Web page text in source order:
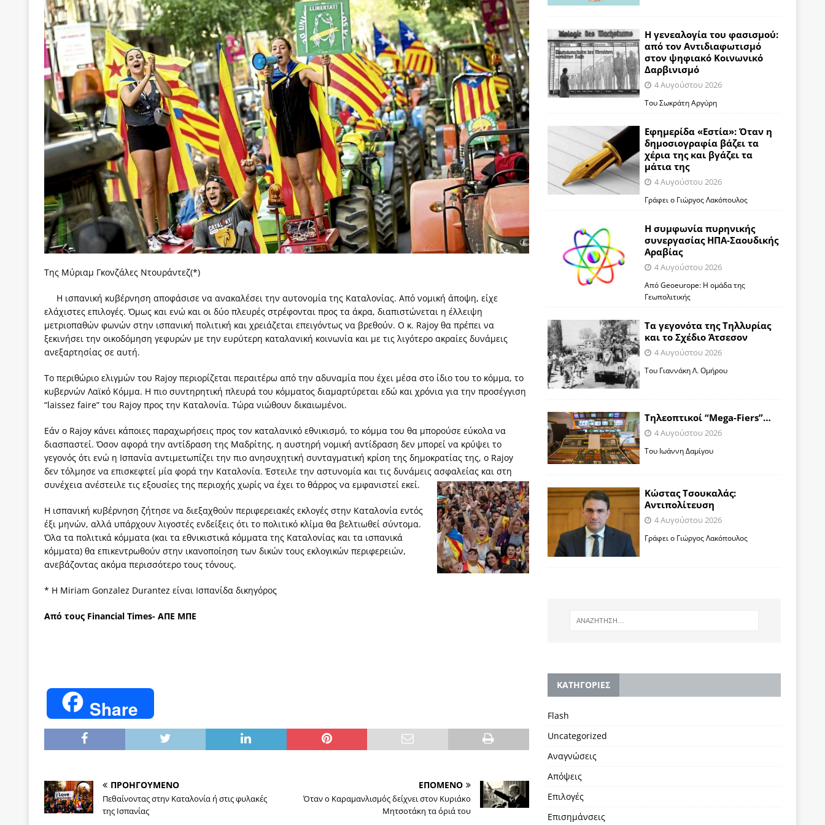
[ 22 Μαΐου 2020 ] Μακάριος Λαζαρίδης: Έργο!
ΠΡΟΣΩΠΟΓΡΑΦΙΕΣ
[ 4 Αυγούστου 2026 ] Θα ανήκεις όπου ανήκει το νερό
ΑΝΑΓΝΩΣΕΙΣ
[ 4 Αυγούστου 2026 ] Η γενεαλογία του φασισμού: από τον Αντιδιαφωτισμό στον ψηφιακό Κοινωνικό Δαρβινισμό
ΠΑΡΕΜΒΑΣΕΙΣ
[ 4 Αυγούστου 2026 ] Εφημερίδα «Εστία»: Όταν η δημοσιογραφία βάζει τα χέρια της και βγάζει τα μάτια της
ΑΠΟΨΕΙΣ
[ 4 Αυγούστου 2026 ] Η συμφωνία πυρηνικής συνεργασίας ΗΠΑ-Σαουδικής Αραβίας
ΑΠΟΨΕΙΣ
[ 4 Αυγούστου 2026 ] Τα γεγονότα της Τηλλυρίας και το Σχέδιο Άτσεσον
ΑΠΟΨΕΙΣ
[ 4 Αυγούστου 2026 ] Tηλεοπτικοί “Mega-Fiers”…
ΑΠΟΨΕΙΣ
[ 4 Αυγούστου 2026 ]
Κώστας Τσουκαλάς: Αντιπολίτευση
ΠΡΟΒΟΛΕΣ
[ 4 Αυγούστου 2026 ] Ο Ιωάννης Μεταξάς και η 4η Αυγούστου: Πώς ένας αποτυχημένος κοινοβουλευτικός έγινε
δικτάτορας
ΕΠΙΛΟΓΕΣ
[ 3 Αυγούστου 2026 ] Η ελευθεροτυπία δεν απειλείται και δεν εκβιάζεται
ΠΑΡΕΜΒΑΣΕΙΣ
[ 3 Αυγούστου 2026 ]
[ 3 Αυγούστου 2026 ] Η τραγωδία της δημοκρατικής παράταξης: Ο λαός θέλει, αλλά τα κόμματα της αντιπολίτευσης δεν
μπορούν να φέρουν την αλλαγή
ΠΡΟΕΚΤΑΣΕΙΣ
[ 3 Αυγούστου 2026 ]
[ 3 Αυγούστου 2026 ] Το Νομικό DNA του Υπερταμείου και οι Ρήτρες του ESM
ΑΠΟΨΕΙΣ
[ 3 Αυγούστου 2026 ]
Το γάλλιο και η γεωπολιτική ισχύς για την Ελλάδα
[ 3 Αυγούστου 2026 ] «Εδοξάσθη κρυπτομένη και εγελοιοποιήθη εμφανιζόμενη»: Το άδοξο βήμα της Μ. Καρυστιανού
ΠΑΡΕΜΒΑΣΕΙΣ
Της Μύριαμ Γκονζάλες Ντουράντεζ(*)
Η ισπανική κυβέρνηση αποφάσισε να ανακαλέσει την αυτονομία της Καταλονίας. Από νομική άποψη, είχε
ελάχιστες επιλογές. Όμως και ενώ και οι δύο πλευρές στρέφονται προς τα άκρα, διαπιστώνεται η έλλειψη
μετριοπαθών φωνών στην ισπανική πολιτική και χρειάζεται επειγόντως να βρεθούν. Ο κ. Rajoy θα πρέπει να
ξεκινήσει την οικοδόμηση γεφυρών με την ευρύτερη καταλανική κοινωνία και με τις λιγότερο ακραίες δυνάμεις
ανεξαρτησίας σε αυτή.
Το περιθώριο ελιγμών του Rajoy περιορίζεται περαιτέρω από την αδυναμία που έχει μέσα στο ίδιο του το κόμμα, το
κυβερνών Λαϊκό Κόμμα. Η πιο συντηρητική πλευρά του κόμματος διαμαρτύρεται εδώ και χρόνια για την προσέγγιση
“laissez faire” του Rajoy προς την Καταλονία. Τώρα νιώθουν δικαιωμένοι.
Εάν ο Rajoy κάνει κάποιες παραχωρήσεις προς τον καταλανικό εθνικισμό, το κόμμα του θα μπορούσε εύκολα να
διασπαστεί. Όσον αφορά την αντίδραση της Μαδρίτης, η αυστηρή νομική αντίδραση δεν μπορεί να κρύψει το
γεγονός ότι ενώ η Ισπανία αντιμετωπίζει την πιο ανησυχητική συνταγματική κρίση της δημοκρατίας της, ο Rajoy
δεν τόλμησε να επισκεφτεί μία φορά την Καταλονία. Έστειλε την αστυνομία και τις δυνάμεις ασφαλείας και στη
συνέχεια ανέστειλε τις εξουσίες της περιοχής χωρίς να έχει το θάρρος να εμφανιστεί εκεί.
Η ισπανική κυβέρνηση ζήτησε να διεξαχθούν περιφερειακές εκλογές στην Καταλονία εντός
έξι μηνών, αλλά υπάρχουν λιγοστές ενδείξεις ότι το πολιτικό κλίμα θα βελτιωθεί σύντομα.
Όλα τα πολιτικά κόμματα (και τα εθνικιστικά κόμματα της Καταλονίας και τα ισπανικά
κόμματα) θα επικεντρωθούν στην ικανοποίηση των δικών τους εκλογικών περιφερειών,
ανεβάζοντας ακόμα περισσότερο τους τόνους.
* Η Miriam Gonzalez Durantez είναι Ισπανίδα δικηγόρος
Από τους Financial Times- ΑΠΕ ΜΠΕ
Share
ΠΡΟΗΓΟΥΜΕΝΟ
Πεθαίνοντας στην Καταλονία ή στις φυλακές
της Ισπανίας
ΕΠΟΜΕΝΟ
Όταν ο Καραμανλισμός δείχνει στον Κυριάκο
Μητσοτάκη τα όριά του
Η γενεαλογία του φασισμού:
από τον Αντιδιαφωτισμό
στον ψηφιακό Κοινωνικό
Δαρβινισμό
4 Αυγούστου 2026
Του Σωκράτη Αργύρη
Εφημερίδα «Εστία»: Όταν η
δημοσιογραφία βάζει τα
χέρια της και βγάζει τα
μάτια της
4 Αυγούστου 2026
Γράφει ο Γιώργος Λακόπουλος
Η συμφωνία πυρηνικής
συνεργασίας ΗΠΑ-Σαουδικής
Αραβίας
4 Αυγούστου 2026
Από Geoeurope: H ομάδα της
Γεωπολιτικής
Τα γεγονότα της Τηλλυρίας
και το Σχέδιο Άτσεσον
4 Αυγούστου 2026
Toυ Γιαννάκη Λ. Ομήρου
Tηλεοπτικοί “Mega-Fiers”…
4 Αυγούστου 2026
Toυ Ιωάννη Δαμίγου
Κώστας Τσουκαλάς:
Αντιπολίτευση
4 Αυγούστου 2026
Γράφει ο Γιώργος Λακόπουλος
KΑΤΗΓΟΡΙΕΣ
Flash
Uncategorized
Αναγνώσεις
Απόψεις
Επιλογές
Επισημάνσεις